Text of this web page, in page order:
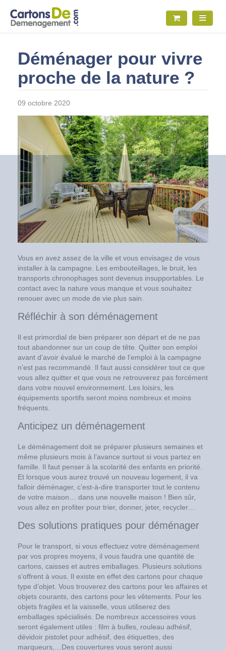
Déménager pour vivre
proche de la nature ?
09 octobre 2020
Vous en avez assez de la ville et vous envisagez de vous
installer à la campagne. Les embouteillages, le bruit, les
transports chronophages sont devenus insupportables. Le
contact avec la nature vous manque et vous souhaitez
renouer avec un mode de vie plus sain.
Réfléchir à son déménagement
Il est primordial de bien préparer son départ et de ne pas
tout abandonner sur un coup de tête. Quitter son emploi
avant d’avoir évalué le marché de l’emploi à la campagne
n’est pas recommandé. Il faut aussi considérer tout ce que
vous allez quitter et que vous ne retrouverez pas forcément
dans votre nouvel environnement. Les loisirs, les
équipements sportifs seront moins nombreux et moins
fréquents.
Anticipez un déménagement
Le déménagement doit se préparer plusieurs semaines et
même plusieurs mois à l’avance surtout si vous partez en
famille. Il faut penser à la scolarité des enfants en priorité.
Et lorsque vous aurez trouvé un nouveau logement, il va
falloir déménager, c’est-à-dire transporter tout le contenu
de votre maison… dans une nouvelle maison ! Bien sûr,
vous allez en profiter pour trier, donner, jeter, recycler…
Des solutions pratiques pour déménager
Pour le transport, si vous effectuez votre déménagement
par vos propres moyens, il vous faudra une quantité de
cartons, caisses et autres emballages. Plusieurs solutions
s’offrent à vous. Il existe en effet des cartons pour chaque
type d’objet. Vous trouverez des cartons pour les affaires et
objets courants, des cartons pour les vêtements. Pour les
objets fragiles et la vaisselle, vous utiliserez des
emballages spécialisés. De nombreux accessoires vous
seront également utiles : film à bulles, rouleau adhésif,
dévidoir pistolet pour adhésif, des étiquettes, des
marqueurs,…Des couvertures vous seront aussi